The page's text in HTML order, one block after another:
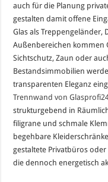
auch für die Planung
gestalten damit offene
Glas als Treppengeländer,
Außenbereichen kommen
Sichtschutz, Zaun oder
Bestandsimmobilien
transparenten Eleganz
Trennwand von
strukturgebend in
filigrane und schmale
begehbare
gestaltete Privatbüros
die dennoch energetisch